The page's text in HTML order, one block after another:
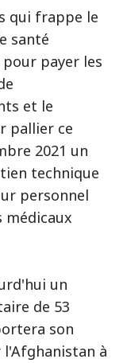
qui frappe le
santé
payer les
et le
pallier ce
2021 un
technique
personnel
médicaux
un
de 53
son
à